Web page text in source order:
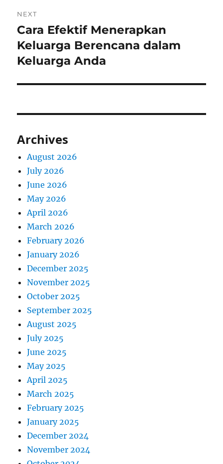
NEXT
Next
post:
Cara Efektif Menerapkan
Keluarga Berencana dalam
Keluarga Anda
Archives
August 2026
July 2026
June 2026
May 2026
April 2026
March 2026
February 2026
January 2026
December 2025
November 2025
October 2025
September 2025
August 2025
July 2025
June 2025
May 2025
April 2025
March 2025
February 2025
January 2025
December 2024
November 2024